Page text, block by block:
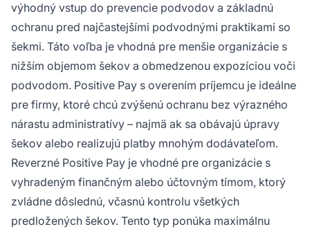
výhodný vstup do prevencie podvodov a základnú
ochranu pred najčastejšími podvodnými praktikami so
šekmi. Táto voľba je vhodná pre menšie organizácie s
nižším objemom šekov a obmedzenou expozíciou voči
podvodom. Positive Pay s overením príjemcu je ideálne
pre firmy, ktoré chcú zvýšenú ochranu bez výrazného
nárastu administratívy – najmä ak sa obávajú úpravy
šekov alebo realizujú platby mnohým dodávateľom.
Reverzné Positive Pay je vhodné pre organizácie s
vyhradeným finančným alebo účtovným tímom, ktorý
zvládne dôslednú, včasnú kontrolu všetkých
predložených šekov. Tento typ ponúka maximálnu